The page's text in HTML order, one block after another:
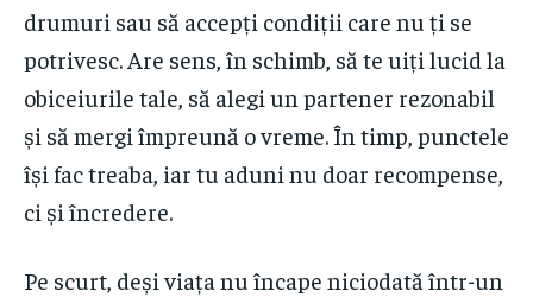
drumuri sau să accepți condiții care nu ți se
potrivesc. Are sens, în schimb, să te uiți lucid la
obiceiurile tale, să alegi un partener rezonabil
și să mergi împreună o vreme. În timp, punctele
își fac treaba, iar tu aduni nu doar recompense,
ci și încredere.
Pe scurt, deși viața nu încape niciodată într-un